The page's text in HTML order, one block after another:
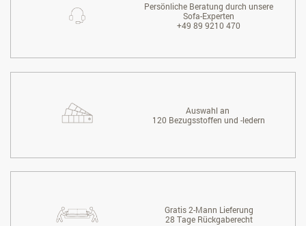
Persönliche Beratung durch unsere
Sofa-Experten
+49 89 9210 470
Auswahl an
120 Bezugsstoffen und -ledern
Gratis 2-Mann Lieferung
28 Tage Rückgaberecht